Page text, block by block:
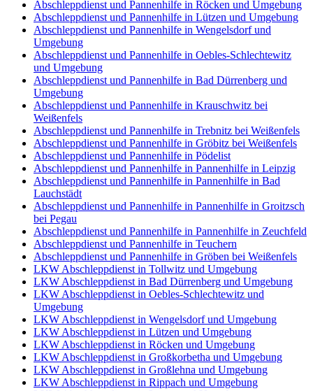
Abschleppdienst und Pannenhilfe in Röcken und Umgebung
Abschleppdienst und Pannenhilfe in Lützen und Umgebung
Abschleppdienst und Pannenhilfe in Wengelsdorf und
Umgebung
Abschleppdienst und Pannenhilfe in Oebles-Schlechtewitz
und Umgebung
Abschleppdienst und Pannenhilfe in Bad Dürrenberg und
Umgebung
Abschleppdienst und Pannenhilfe in Krauschwitz bei
Weißenfels
Abschleppdienst und Pannenhilfe in Trebnitz bei Weißenfels
Abschleppdienst und Pannenhilfe in Gröbitz bei Weißenfels
Abschleppdienst und Pannenhilfe in Pödelist
Abschleppdienst und Pannenhilfe in Pannenhilfe in Leipzig
Abschleppdienst und Pannenhilfe in Pannenhilfe in Bad
Lauchstädt
Abschleppdienst und Pannenhilfe in Pannenhilfe in Groitzsch
bei Pegau
Abschleppdienst und Pannenhilfe in Pannenhilfe in Zeuchfeld
Abschleppdienst und Pannenhilfe in Teuchern
Abschleppdienst und Pannenhilfe in Gröben bei Weißenfels
LKW Abschleppdienst in Tollwitz und Umgebung
LKW Abschleppdienst in Bad Dürrenberg und Umgebung
LKW Abschleppdienst in Oebles-Schlechtewitz und
Umgebung
LKW Abschleppdienst in Wengelsdorf und Umgebung
LKW Abschleppdienst in Lützen und Umgebung
LKW Abschleppdienst in Röcken und Umgebung
LKW Abschleppdienst in Großkorbetha und Umgebung
LKW Abschleppdienst in Großlehna und Umgebung
LKW Abschleppdienst in Rippach und Umgebung